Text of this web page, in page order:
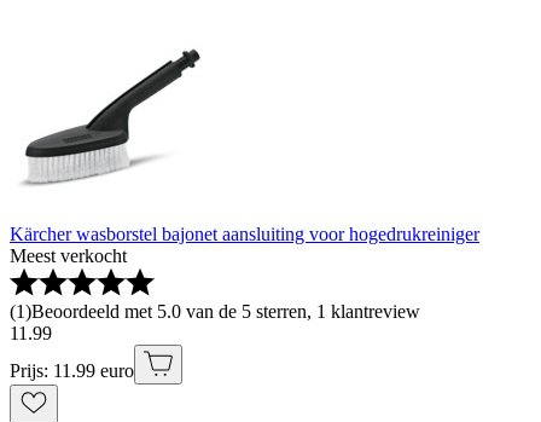
Kärcher wasborstel bajonet aansluiting voor hogedrukreiniger
Meest verkocht
(1)Beoordeeld met 5.0 van de 5 sterren, 1 klantreview
11 .99
Prijs: 11.99 euro